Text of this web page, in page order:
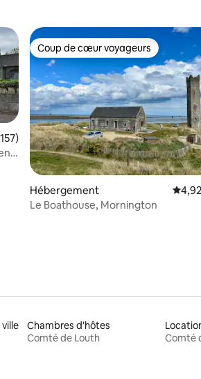
: 4,6 sur 5
moyenne sur la base de 157
Coup de cœur voyageurs
Coup de cœur voyageurs
Hébergement
Le Boathouse, Mornington
Chambres d'hôtes
Comté de Louth
Comté